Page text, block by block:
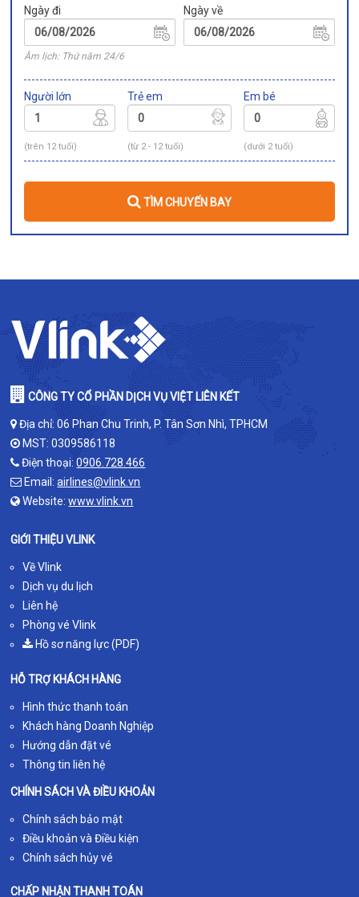
Ngày đi
Âm lịch: Thứ năm 24/6
Ngày về
Người lớn
(trên 12 tuổi)
Trẻ em
(từ 2 - 12 tuổi)
Em bé
(dưới 2 tuổi)
TÌM CHUYẾN BAY
CÔNG TY CỔ PHẦN DỊCH VỤ VIỆT LIÊN KẾT
Địa chỉ: 06 Phan Chu Trinh, P. Tân Sơn Nhì, TPHCM
MST: 0309586118
Điện thoại:0906.728.466
Email:airlines@vlink.vn
Website:www.vlink.vn
GIỚI THIỆU VLINK
Về Vlink
Dịch vụ du lịch
Liên hệ
Phòng vé Vlink
Hồ sơ năng lực (PDF)
HỖ TRỢ KHÁCH HÀNG
Hình thức thanh toán
Khách hàng Doanh Nghiệp
Hướng dẫn đặt vé
Thông tin liên hệ
CHÍNH SÁCH VÀ ĐIỀU KHOẢN
Chính sách bảo mật
Điều khoản và Điều kiện
Chính sách hủy vé
CHẤP NHẬN THANH TOÁN